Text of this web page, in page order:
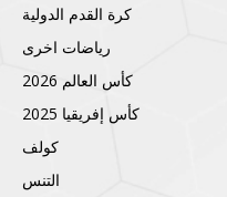
كرة القدم الدولية
رياضات اخرى
كأس العالم 2026
كأس إفريقيا 2025
كولف
التنس